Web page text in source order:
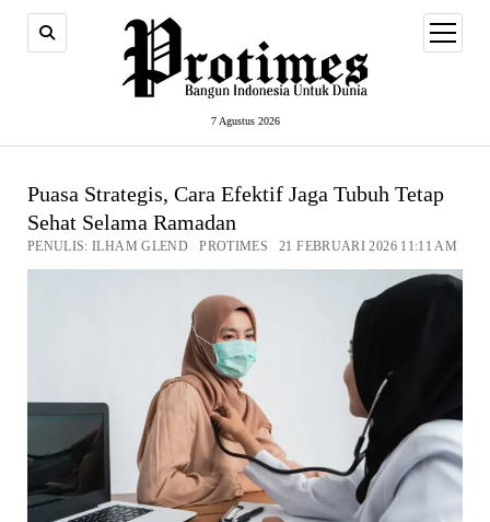
7 Agustus 2026
open
menu
Puasa Strategis, Cara Efektif Jaga Tubuh Tetap
Sehat Selama Ramadan
PENULIS: ILHAM GLEND PROTIMES 21 FEBRUARI 2026 11:11 AM